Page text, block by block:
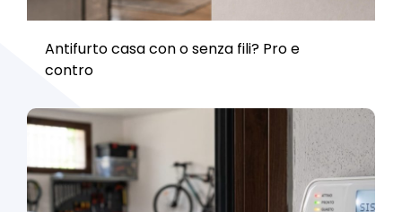
Antifurto casa con o senza fili? Pro e
contro